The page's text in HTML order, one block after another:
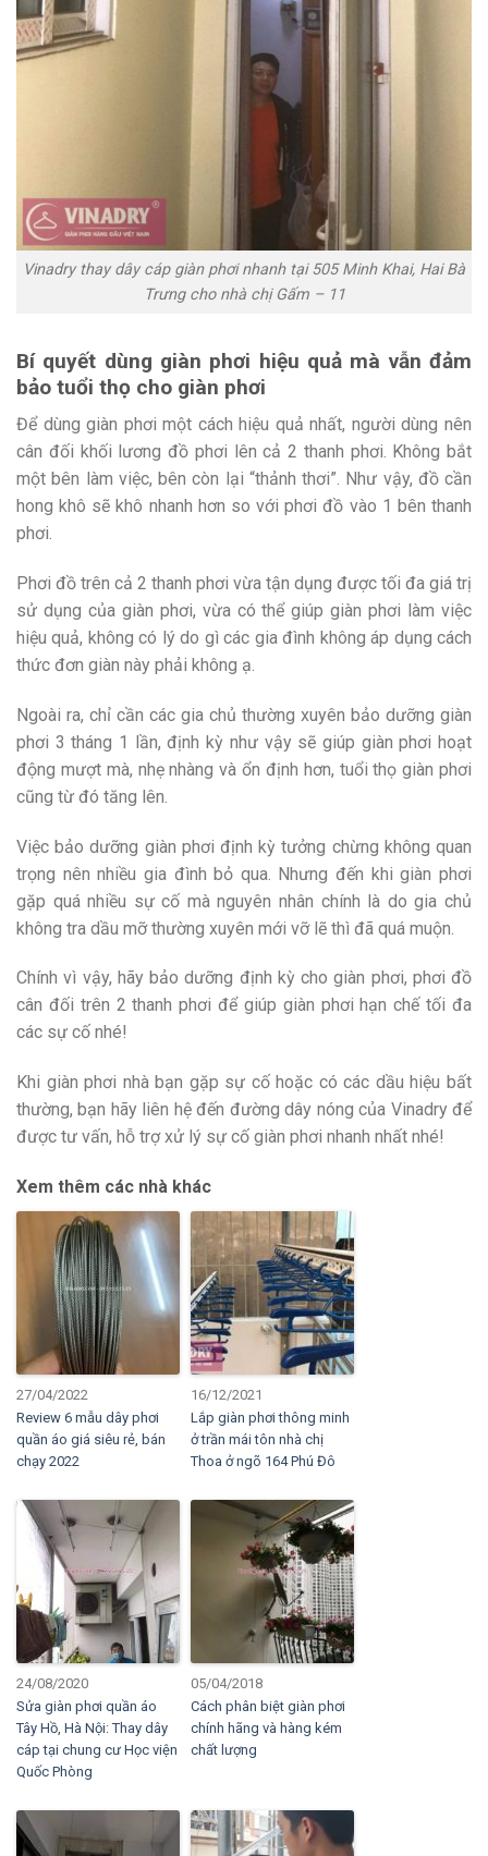
Vinadry thay dây cáp giàn phơi nhanh tại 505 Minh Khai, Hai Bà
Trưng cho nhà chị Gấm – 11
Bí quyết dùng giàn phơi hiệu quả mà vẫn đảm
bảo tuổi thọ cho giàn phơi
Để dùng giàn phơi một cách hiệu quả nhất, người dùng nên
cân đối khối lương đồ phơi lên cả 2 thanh phơi. Không bắt
một bên làm việc, bên còn lại “thảnh thơi”. Như vậy, đồ cần
hong khô sẽ khô nhanh hơn so với phơi đồ vào 1 bên thanh
phơi.
Phơi đồ trên cả 2 thanh phơi vừa tận dụng được tối đa giá trị
sử dụng của giàn phơi, vừa có thể giúp giàn phơi làm việc
hiệu quả, không có lý do gì các gia đình không áp dụng cách
thức đơn giàn này phải không ạ.
Ngoài ra, chỉ cần các gia chủ thường xuyên bảo dưỡng giàn
phơi 3 tháng 1 lần, định kỳ như vậy sẽ giúp giàn phơi hoạt
động mượt mà, nhẹ nhàng và ổn định hơn, tuổi thọ giàn phơi
cũng từ đó tăng lên.
Việc bảo dưỡng giàn phơi định kỳ tưởng chừng không quan
trọng nên nhiều gia đình bỏ qua. Nhưng đến khi giàn phơi
gặp quá nhiều sự cố mà nguyên nhân chính là do gia chủ
không tra dầu mỡ thường xuyên mới vỡ lẽ thì đã quá muộn.
Chính vì vậy, hãy bảo dưỡng định kỳ cho giàn phơi, phơi đồ
cân đối trên 2 thanh phơi để giúp giàn phơi hạn chế tối đa
các sự cố nhé!
Khi giàn phơi nhà bạn gặp sự cố hoặc có các dầu hiệu bất
thường, bạn hãy liên hệ đến đường dây nóng của Vinadry để
được tư vấn, hỗ trợ xử lý sự cố giàn phơi nhanh nhất nhé!
Xem thêm các nhà khác
27/04/2022
Review 6 mẫu dây phơi
quần áo giá siêu rẻ, bán
chạy 2022
16/12/2021
Lắp giàn phơi thông minh
ở trần mái tôn nhà chị
Thoa ở ngõ 164 Phú Đô
24/08/2020
Sửa giàn phơi quần áo
Tây Hồ, Hà Nội: Thay dây
cáp tại chung cư Học viện
Quốc Phòng
05/04/2018
Cách phân biệt giàn phơi
chính hãng và hàng kém
chất lượng